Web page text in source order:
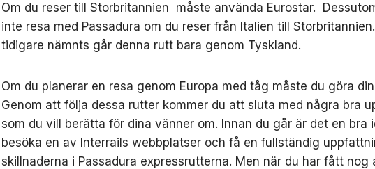
Om du reser till Storbritannien måste använda Eurostar.
inte resa med Passadura om du reser från Italien till
tidigare nämnts går denna rutt bara genom Tyskland.
Om du planerar en resa genom Europa med tåg måste du göra
Genom att följa dessa rutter kommer du att sluta med några bra
som du vill berätta för dina vänner om. Innan du går är det en bra
besöka en av Interrails webbplatser och få en fullständig
skillnaderna i Passadura expressrutterna. Men när du har fått nog